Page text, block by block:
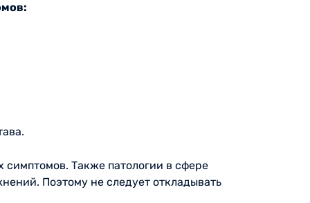
симптомов. Также патологии в сфере
Поэтому не следует откладывать